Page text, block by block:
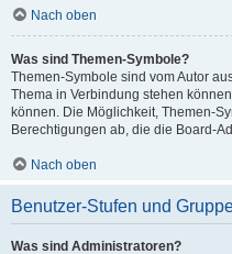
Nach oben
Was sind Themen-Symbole?
Themen-Symbole sind vom Autor
Thema in Verbindung stehen
können. Die Möglichkeit, Themen-
Berechtigungen ab, die die Board-
Nach oben
Benutzer-Stufen und
Was sind Administratoren?